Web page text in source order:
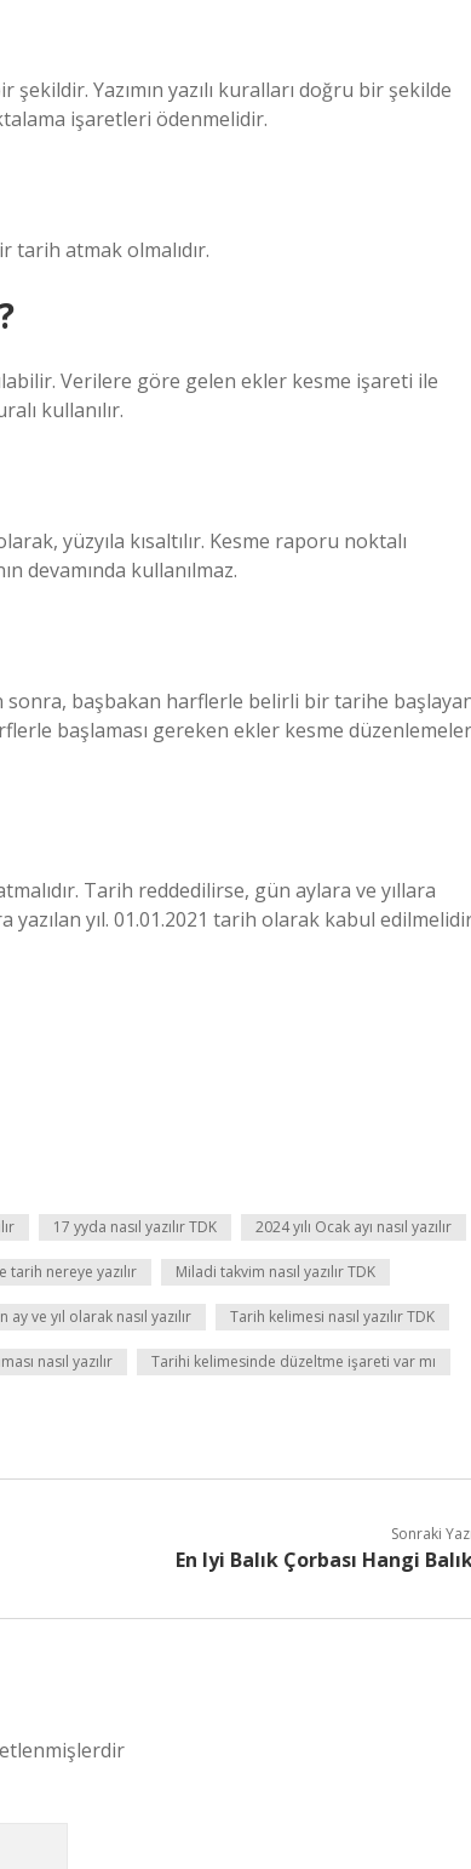
Yazımın yazılı kuralları doğru bir şekilde
işaretleri ödenmelidir.
tarih atmak olmalıdır.
Verilere göre gelen ekler kesme işareti ile
kullanılır.
yüzyıla kısaltılır. Kesme raporu noktalı
devamında kullanılmaz.
sonra, başbakan harflerle belirli bir tarihe
başlaması gereken ekler kesme
Tarih reddedilirse, gün aylara ve yıllara
yazılan yıl. 01.01.2021 tarih olarak kabul
17 yyda nasıl yazılır TDK 2024 yılı Ocak ayı nasıl yazılır
tarih nereye yazılır Miladi takvim nasıl yazılır TDK
ay ve yıl olarak nasıl yazılır Tarih kelimesi nasıl yazılır TDK
nasıl yazılır Tarihi kelimesinde düzeltme işareti var mı
Sonraki
En Iyi Balık Çorbası Hangi